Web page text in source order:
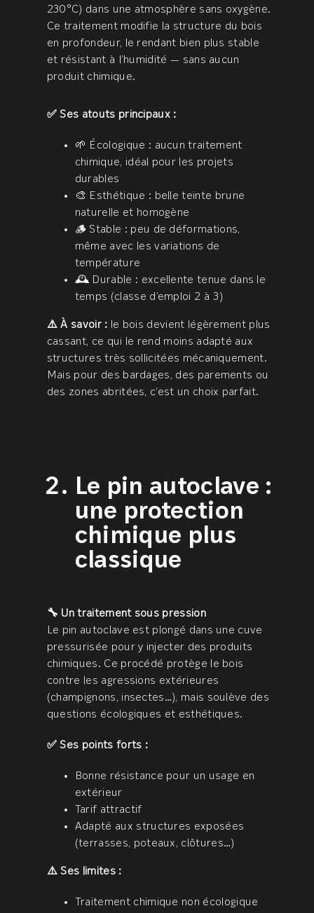
230°C) dans une atmosphère sans oxygène.
Ce traitement modifie la structure du bois
en profondeur, le rendant bien plus stable
et résistant à l’humidité — sans aucun
produit chimique.
✅ Ses atouts principaux :
🌱 Écologique : aucun traitement
chimique, idéal pour les projets
durables
🎨 Esthétique : belle teinte brune
naturelle et homogène
🪵 Stable : peu de déformations,
même avec les variations de
température
🕰️ Durable : excellente tenue dans le
temps (classe d’emploi 2 à 3)
⚠️ À savoir : le bois devient légèrement plus
cassant, ce qui le rend moins adapté aux
structures très sollicitées mécaniquement.
Mais pour des bardages, des parements ou
des zones abritées, c’est un choix parfait.
Le pin autoclave :
une protection
chimique plus
classique
🔧 Un traitement sous pression
Le pin autoclave est plongé dans une cuve
pressurisée pour y injecter des produits
chimiques. Ce procédé protège le bois
contre les agressions extérieures
(champignons, insectes…), mais soulève des
questions écologiques et esthétiques.
✅ Ses points forts :
Bonne résistance pour un usage en
extérieur
Tarif attractif
Adapté aux structures exposées
(terrasses, poteaux, clôtures…)
⚠️ Ses limites :
Traitement chimique non écologique